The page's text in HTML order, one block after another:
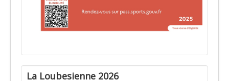
La Loubesienne 2026